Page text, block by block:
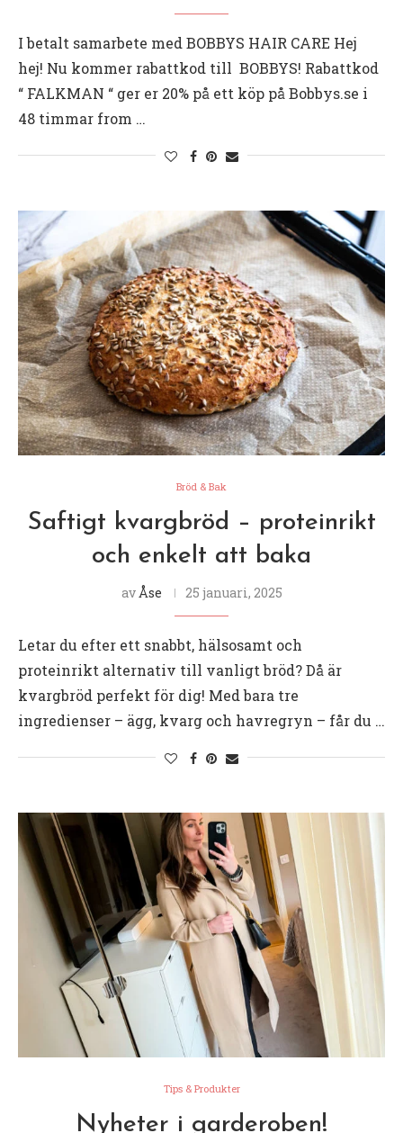
I betalt samarbete med BOBBYS HAIR CARE Hej
hej! Nu kommer rabattkod till BOBBYS! Rabattkod
“ FALKMAN “ ger er 20% på ett köp på Bobbys.se i
48 timmar from …
Bröd & Bak
Saftigt kvargbröd – proteinrikt
och enkelt att baka
av Åse 25 januari, 2025
Letar du efter ett snabbt, hälsosamt och
proteinrikt alternativ till vanligt bröd? Då är
kvargbröd perfekt för dig! Med bara tre
ingredienser – ägg, kvarg och havregryn – får du …
Tips & Produkter
Nyheter i garderoben!